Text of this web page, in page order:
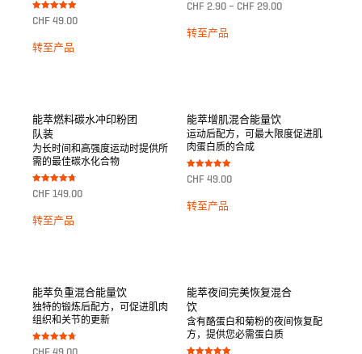
Bewertet mit
5.00
CHF 49.00
转至产品
CHF 2.90 – CHF 29.00
转至产品
能萃燃料碳水冲印粉团
队装
为长时间和高强度运动时提供所
需的最佳碳水化合物
Bewertet mit
4.75
CHF 149.00
转至产品
能萃增肌混合能量饮
运动后配方，可最大限度促进肌
肉蛋白质的合成
Bewertet mit
5.00
CHF 49.00
转至产品
能萃负重混合能量饮
独特的锻炼后配方，可促进肌肉
组织和关节的更新
Bewertet mit
能萃夜间完美恢复混合
饮
含有酪蛋白和菊粉的夜间恢复配
方，提供您必需蛋白质